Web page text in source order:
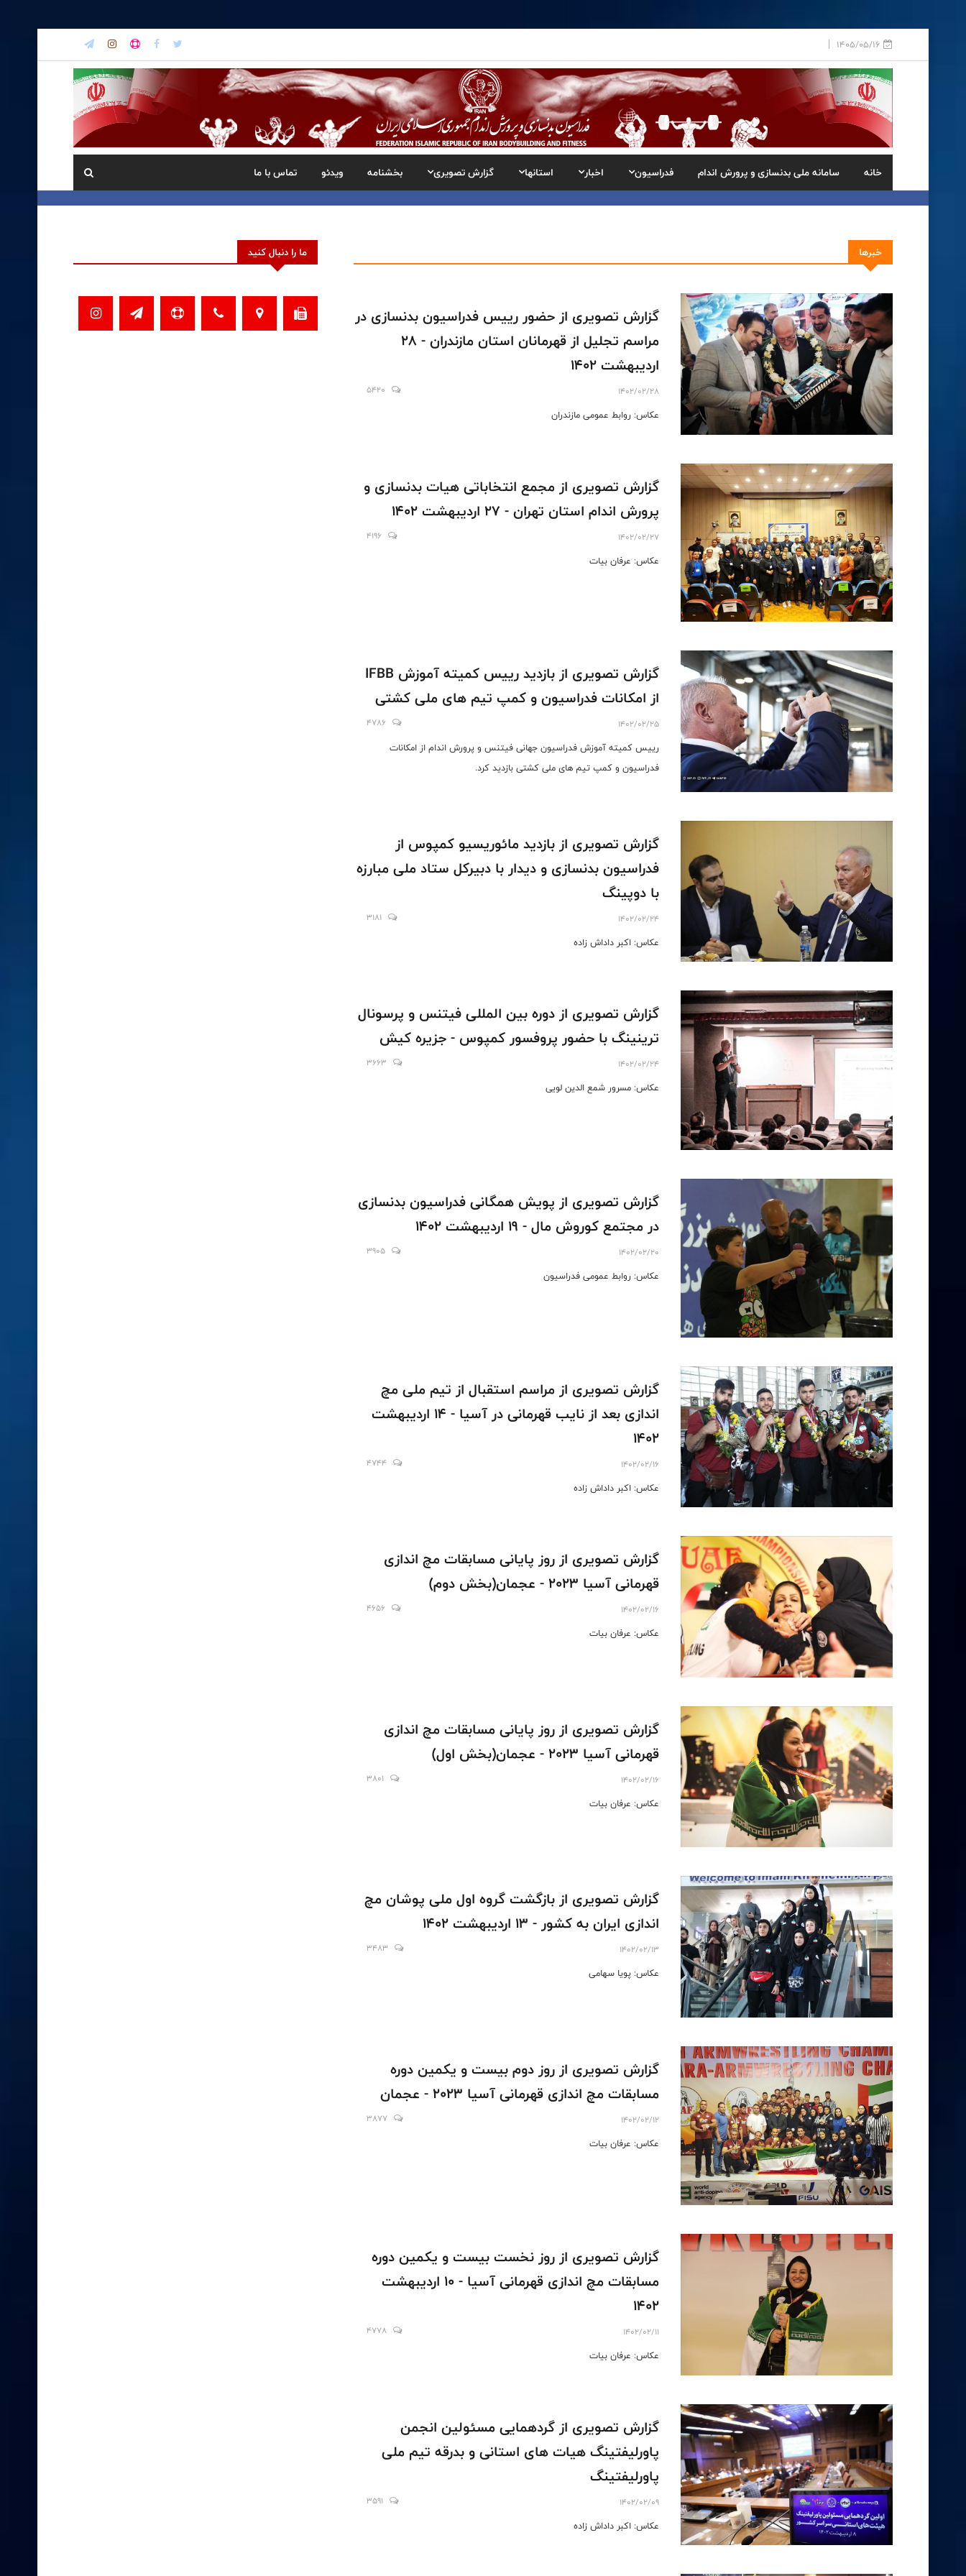
1405/05/16
خانه سامانه ملی بدنسازی و پرورش اندام فدراسیون اخبار استانها گزارش تصویری بخشنامه ویدئو تماس با ما
خبرها
گزارش تصويرى از حضور رييس فدراسيون بدنسازى در
مراسم تجليل از قهرمانان استان مازندران - ٢٨
ارديبهشت ١٤٠٢
1402/02/28
5420
عكاس: روابط عمومى مازندران
گزارش تصويرى از مجمع انتخاباتى هيات بدنسازى و
پرورش اندام استان تهران - ٢٧ ارديبهشت ١٤٠٢
1402/02/27
4196
عكاس: عرفان بيات
گزارش تصویری از بازدید رییس کمیته آموزش IFBB
از امکانات فدراسیون و کمپ تیم های ملی کشتی
1402/02/25
4786
رییس کمیته آموزش فدراسیون جهانی فیتنس و پرورش اندام از امکانات
فدراسیون و کمپ تیم های ملی کشتی بازدید کرد.
گزارش تصویری از بازدید مائوریسیو کمپوس از
فدراسیون بدنسازی و دیدار با دبیرکل ستاد ملی مبارزه
با دوپینگ
1402/02/24
3181
عکاس: اکبر داداش زاده
گزارش تصویری از دوره بین المللی فیتنس و پرسونال
ترینینگ با حضور پروفسور کمپوس - جزیره کیش
1402/02/24
3663
عکاس: مسرور شمع الدین لویی
گزارش تصویری از پویش همگانی فدراسیون بدنسازی
در مجتمع کوروش مال - 19 اردیبهشت 1402
1402/02/20
3905
عکاس: روابط عمومی فدراسیون
گزارش تصویری از مراسم استقبال از تیم ملی مچ
اندازی بعد از نایب قهرمانی در آسیا - 14 اردیبهشت
1402
1402/02/16
4744
عکاس: اکبر داداش زاده
گزارش تصویری از روز پایانی مسابقات مچ اندازی
قهرمانی آسیا 2023 - عجمان(بخش دوم)
1402/02/16
4656
عکاس: عرفان بیات
گزارش تصویری از روز پایانی مسابقات مچ اندازی
قهرمانی آسیا 2023 - عجمان(بخش اول)
1402/02/16
3801
عکاس: عرفان بیات
گزارش تصویری از بازگشت گروه اول ملی پوشان مچ
اندازی ایران به کشور - 13 اردیبهشت 1402
1402/02/13
3483
عکاس: پویا سهامی
گزارش تصویری از روز دوم بیست و یکمین دوره
مسابقات مچ اندازی قهرمانی آسیا 2023 - عجمان
1402/02/12
3877
عکاس: عرفان بیات
گزارش تصویری از روز نخست بیست و یکمین دوره
مسابقات مچ اندازی قهرمانی آسیا - 10 اردیبهشت
1402
1402/02/11
4778
عکاس: عرفان بیات
گزارش تصویری از گردهمایی مسئولین انجمن
پاورلیفتینگ هیات های استانی و بدرقه تیم ملی
پاورلیفتینگ
1402/02/09
3591
عکاس: اکبر داداش زاده
ما را دنبال کنید